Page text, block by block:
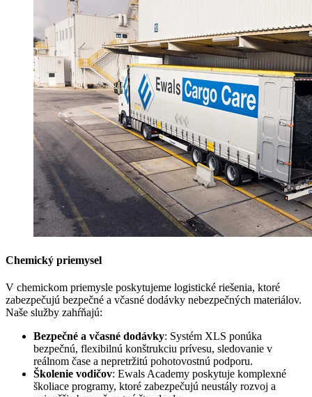
Chemický priemysel
V chemickom priemysle poskytujeme logistické riešenia, ktoré
zabezpečujú bezpečné a včasné dodávky nebezpečných materiálov.
Naše služby zahŕňajú:
Bezpečné a včasné dodávky: Systém XLS ponúka
bezpečnú, flexibilnú konštrukciu prívesu, sledovanie v
reálnom čase a nepretržitú pohotovostnú podporu.
Školenie vodičov: Ewals Academy poskytuje komplexné
školiace programy, ktoré zabezpečujú neustály rozvoj a